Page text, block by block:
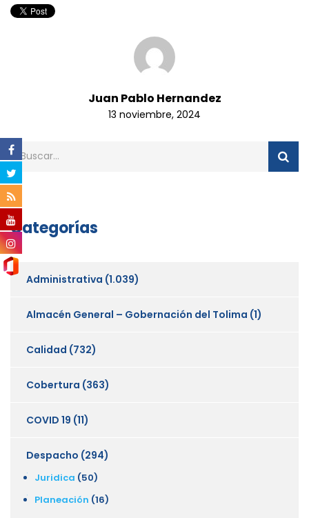
Juan Pablo Hernandez
13 noviembre, 2024
Categorías
Administrativa (1.039)
Almacén General – Gobernación del Tolima (1)
Calidad (732)
Cobertura (363)
COVID 19 (11)
Despacho (294)
Juridica (50)
Planeación (16)